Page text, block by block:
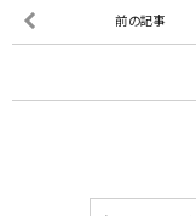
前の記事